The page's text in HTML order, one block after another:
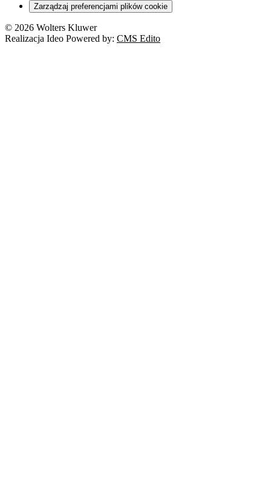
Zarządzaj preferencjami plików cookie
© 2026 Wolters Kluwer
Realizacja Ideo Powered by: CMS Edito